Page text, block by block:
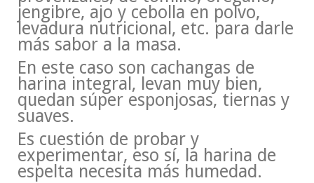
jengibre, ajo y cebolla en polvo,
levadura nutricional, etc. para darle
más sabor a la masa.
En este caso son cachangas de
harina integral, levan muy bien,
quedan súper esponjosas, tiernas y
suaves.
Es cuestión de probar y
experimentar, eso sí, la harina de
espelta necesita más humedad.